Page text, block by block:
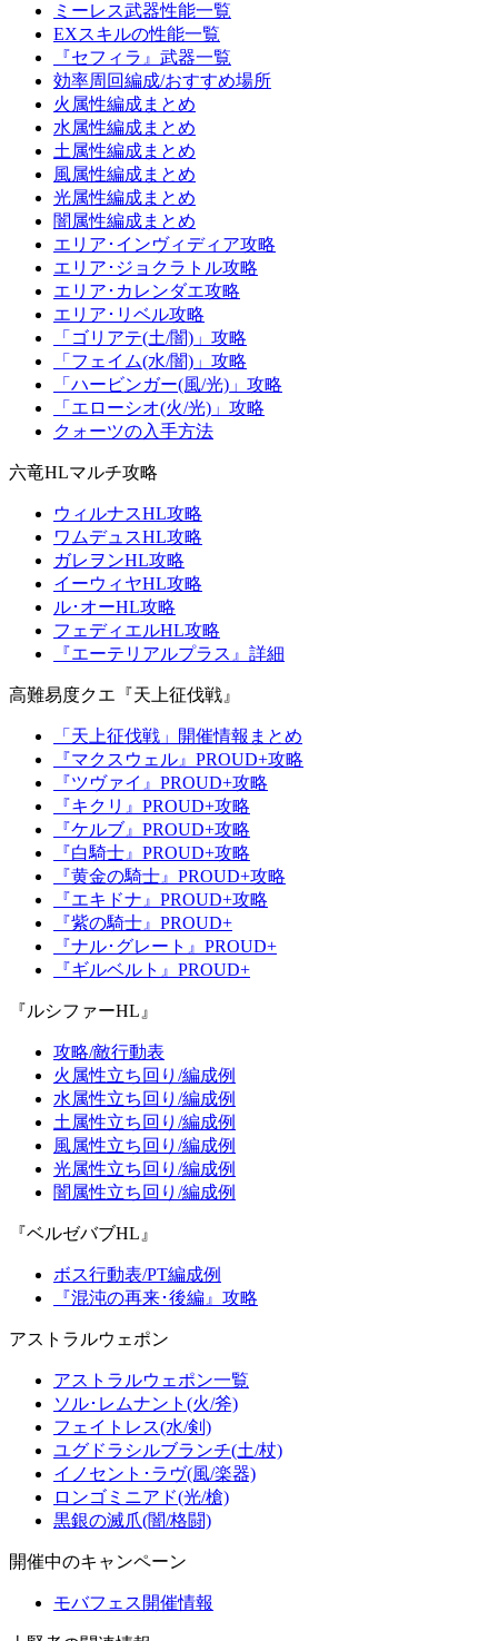
ミーレス武器性能一覧
EXスキルの性能一覧
『セフィラ』武器一覧
効率周回編成/おすすめ場所
火属性編成まとめ
水属性編成まとめ
土属性編成まとめ
風属性編成まとめ
光属性編成まとめ
闇属性編成まとめ
エリア･インヴィディア攻略
エリア･ジョクラトル攻略
エリア･カレンダエ攻略
エリア･リベル攻略
「ゴリアテ(土/闇)」攻略
「フェイム(水/闇)」攻略
「ハービンガー(風/光)」攻略
「エローシオ(火/光)」攻略
クォーツの入手方法
六竜HLマルチ攻略
ウィルナスHL攻略
ワムデュスHL攻略
ガレヲンHL攻略
イーウィヤHL攻略
ル･オーHL攻略
フェディエルHL攻略
『エーテリアルプラス』詳細
高難易度クエ『天上征伐戦』
「天上征伐戦」開催情報まとめ
『マクスウェル』PROUD+攻略
『ツヴァイ』PROUD+攻略
『キクリ』PROUD+攻略
『ケルブ』PROUD+攻略
『白騎士』PROUD+攻略
『黄金の騎士』PROUD+攻略
『エキドナ』PROUD+攻略
『紫の騎士』PROUD+
『ナル･グレート』PROUD+
『ギルベルト』PROUD+
『ルシファーHL』
攻略/敵行動表
火属性立ち回り/編成例
水属性立ち回り/編成例
土属性立ち回り/編成例
風属性立ち回り/編成例
光属性立ち回り/編成例
闇属性立ち回り/編成例
『ベルゼバブHL』
ボス行動表/PT編成例
『混沌の再来･後編』攻略
アストラルウェポン
アストラルウェポン一覧
ソル･レムナント(火/斧)
フェイトレス(水/剣)
ユグドラシルブランチ(土/杖)
イノセント･ラヴ(風/楽器)
ロンゴミニアド(光/槍)
黒銀の滅爪(闇/格闘)
開催中のキャンペーン
モバフェス開催情報